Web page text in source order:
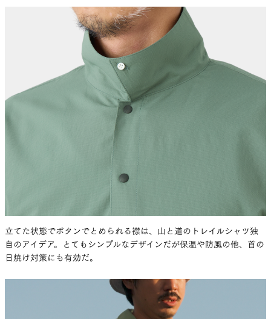
にした。うちは山の道具を作っている以上、背負
ったときにかっこよく見えなきゃ駄目だと立ち返
り、「このビッグシルエットを大事にしながら、ど
うやったらバックパックを背負った時もきれいな
シルエットを作れるか」という新しい旅が始まった
サイズ上を着ればいい」と思われてしまうので、オ
ーバーサイズとは違う形を模索しました。世の中
にあるシャツのイメージは人それぞれで、本来「こ
中でもビッグシルエットとバックパックを背負った
ときの見た目をどう両立させるかで、かなり試行
錯誤がありました。
だからこそシャツの構造そのものを見直して、今の
立てた状態でボタンでとめられる襟は、山と道のトレイルシャツ独
自のアイデア。とてもシンプルなデザインだが保温や防風の他、首の
日焼け対策にも有効だ。